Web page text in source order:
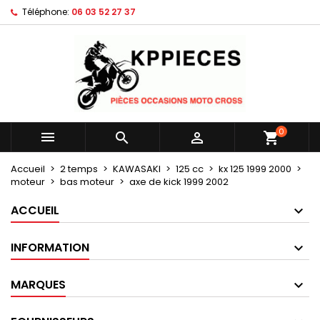
Téléphone: 06 03 52 27 37
   shopping_cart0
Accueil 2 temps KAWASAKI 125 cc
kx 125 1999 2000
moteur
bas moteur axe de kick 1999 2002
ACCUEIL
INFORMATION
MARQUES
Mes listes d'envies ×
Créer une nouvelle liste
Créer une liste d'envies ×
Nom de la liste d'envies
Annuler Créer une liste d'envies
Connexion ×
Vous devez être connecté pour ajouter des produits
à votre liste d'envies.
Annuler Connexion